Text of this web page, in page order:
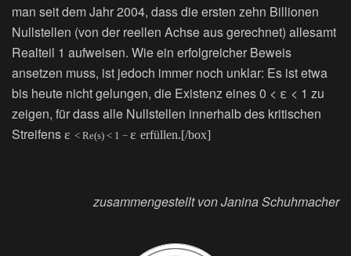
man seit dem Jahr 2004, dass die ersten zehn Billionen
Nullstellen (von der reellen Achse aus gerechnet) allesamt
Realteil 1 aufweisen. Wie ein erfolgreicher Beweis
ansetzen muss, ist jedoch immer noch unklar: Es ist etwa
bis heute nicht gelungen, die Existenz eines 0 < ε < 1 zu
zeigen, für dass alle Nullstellen innerhalb des kritischen
Streifens ε < Re(s) < 1 − ε erfüllen.[/box]
zusammengestellt von Janina Schuhmacher